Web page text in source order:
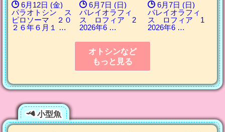
6月12日 (金)
パラオトシン ス
ピロソーマ ２０
２６年６月１ …
6月7日 (日)
パレイオラフィ
ス ロフィア 2
2026年6 …
6月7日 (日)
パレイオラフィ
ス ロフィア 1
2026年6 …
オトシンなど
もっと見る
小型魚